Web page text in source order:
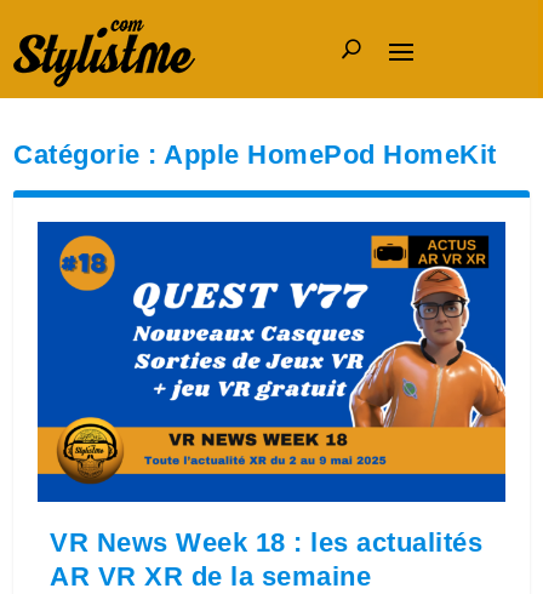
Catégorie :Apple HomePod HomeKit
VR News Week 18 : les actualités
AR VR XR de la semaine